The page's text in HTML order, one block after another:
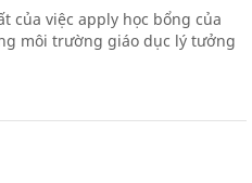
của việc apply học bổng của
môi trường giáo dục lý tưởng